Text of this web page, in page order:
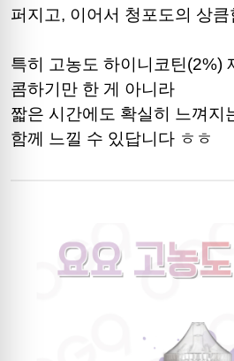
퍼지고, 이어서 청포도의 상
특히 고농도 하이니코틴(2%)
콤하기만 한 게 아니라
짧은 시간에도 확실히 느껴지
함께 느낄 수 있답니다 ㅎㅎ